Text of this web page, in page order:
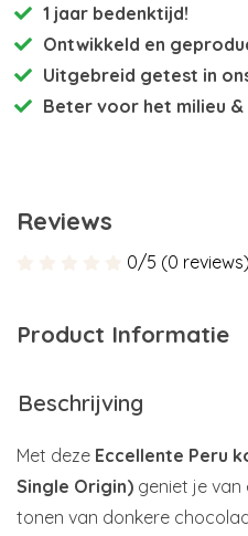
1 jaar bedenktijd!
Ontwikkeld en
Uitgebreid getest in
Beter voor het milieu
Reviews
0/5 (0 reviews)
Product Informatie
Beschrijving
Met deze Eccellente Peru
Single Origin) geniet je
tonen van donkere